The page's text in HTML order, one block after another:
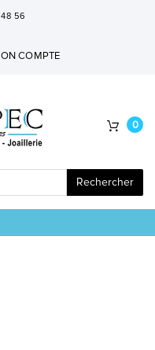
56
COMPTE
Rechercher
0